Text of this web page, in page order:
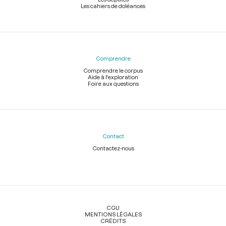
Les cahiers de doléances
Comprendre
Comprendre le corpus
Aide à l'exploration
Foire aux questions
Contact
Contactez-nous
Légal
CGU
MENTIONS LÉGALES
CRÉDITS